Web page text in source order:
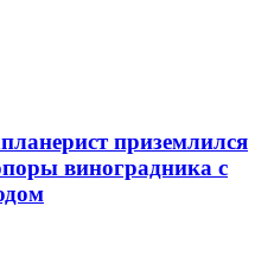
приземлился
виноградника с